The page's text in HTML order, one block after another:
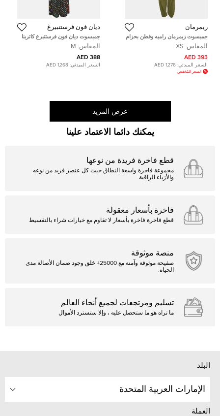
زيمرمان
جمبسوت زيمرمان راميه وقطن بحزام
زيتوني مقاس صغير ( سمول )
المقاس: XS
393 AED
السعر المبدئي: 1,276 AED
السعر المُخفض
ديان فون فرستنبيرغ
جمبسوت ديان فون فرستنبرغ كاترينا
حرير بطبعة زهور مقاس متوسط
المقاس: M
388 AED
السعر المبدئي: 1,268 AED
عرض المزيد
يمكنك دائما الاعتماد علينا
قطع فاخرة فريدة من نوعها
مجموعة فاخرة واسعة النطاق حيث كل عنصر فريد من نوعه
والأزياء الراقية
فاخرة بأسعار معقولة
قطع فاخرة فاخرة بأسعار لا تقاوم مع خيارات شراء بالتقسيط
منصة موثوقة
صفيحة موثوقة وآمنة مع 25000+ خلق وجود ضمان الأصالة مدى
الحياة.
تسليم ومرتجعات لجميع أنحاء العالم
ما تراه هو ما ستحصل عليه ، وإلا ستسترد الأموال
البلد
الإمارات العربية المتحدة
العملة